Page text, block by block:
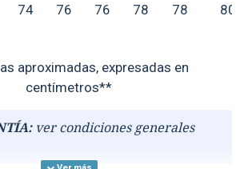
74 76 76 78 78 80
aproximadas, expresadas en
centímetros**
ver condiciones generales